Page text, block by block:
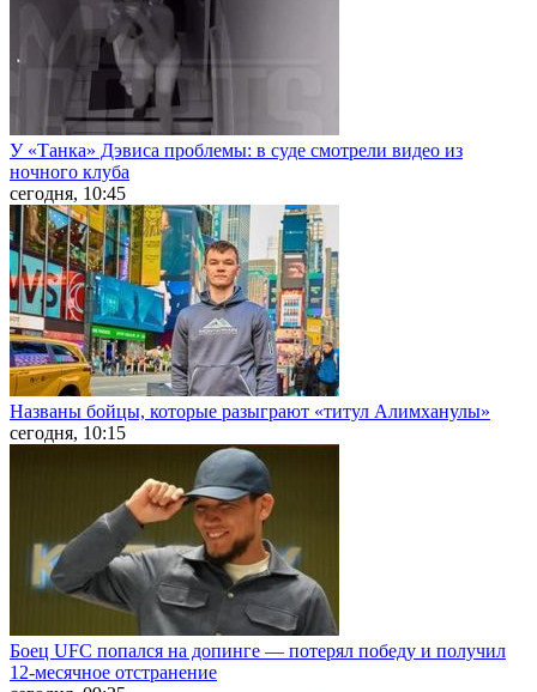
У «Танка» Дэвиса проблемы: в суде смотрели видео из
ночного клуба
сегодня, 10:45
Названы бойцы, которые разыграют «титул Алимханулы»
сегодня, 10:15
Боец UFC попался на допинге — потерял победу и получил
12-месячное отстранение